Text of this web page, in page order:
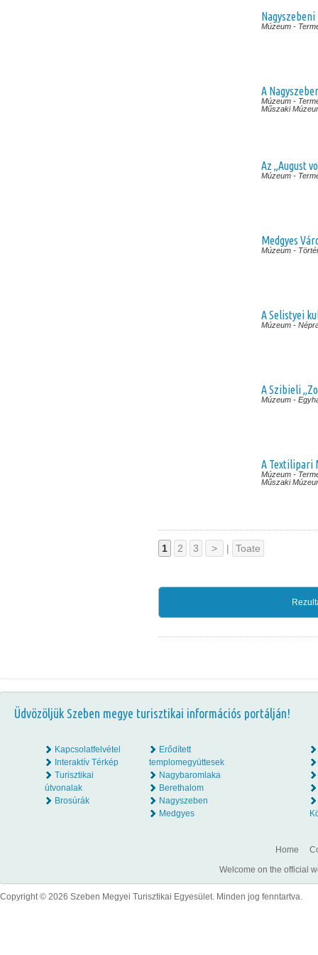
Múzeum -
A
Múzeum -
Műszaki
Az „August
Múzeum -
Medgyes
Múzeum -
A Selistyei
Múzeum -
A Szibieli
Múzeum -
A Textilipari
Múzeum -
Műszaki
1 2 3 > | Toate
Üdvözöljük Szeben megye turisztikai információs portálján!
Kapcsolatfelvétel
Interaktív Térkép
Turisztikai
útvonalak
Brosúrák
Erődített
templomegyüttesek
Nagybaromlaka
Berethalom
Nagyszeben
Medgyes
Home
Welcome on the official
Copyright © 2026 Szeben Megyei Turisztikai Egyesület. Minden jog fenntartva.